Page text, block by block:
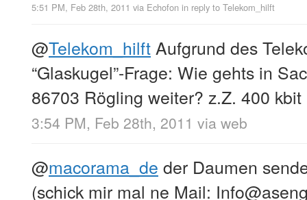
5:51 PM, Feb 28th, 2011 via Echofon in reply to Telekom_hilft
@Telekom_hilft Aufgrund des
“Glaskugel”-Frage: Wie gehts in
86703 Rögling weiter? z.Z. 400 kbit
3:54 PM, Feb 28th, 2011 via web
@macorama_de der Daumen
(schick mir mal ne Mail: